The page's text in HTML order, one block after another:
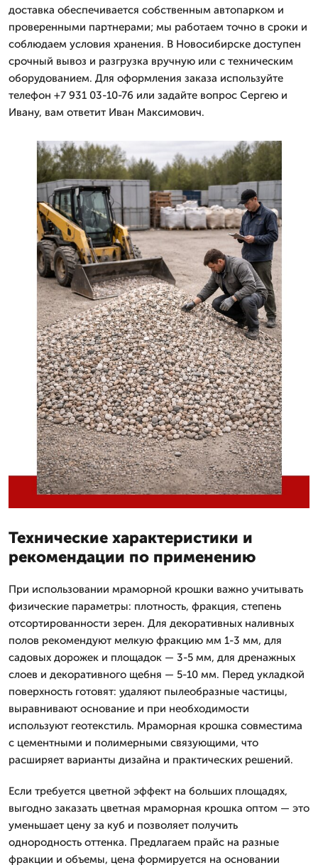
доставка обеспечивается собственным автопарком и
проверенными партнерами; мы работаем точно в сроки и
соблюдаем условия хранения. В Новосибирске доступен
срочный вывоз и разгрузка вручную или с техническим
оборудованием. Для оформления заказа используйте
телефон +7 931 03-10-76 или задайте вопрос Сергею и
Ивану, вам ответит Иван Максимович.
Технические характеристики и
рекомендации по применению
При использовании мраморной крошки важно учитывать
физические параметры: плотность, фракция, степень
отсортированности зерен. Для декоративных наливных
полов рекомендуют мелкую фракцию мм 1-3 мм, для
садовых дорожек и площадок — 3-5 мм, для дренажных
слоев и декоративного щебня — 5-10 мм. Перед укладкой
поверхность готовят: удаляют пылеобразные частицы,
выравнивают основание и при необходимости
используют геотекстиль. Мраморная крошка совместима
с цементными и полимерными связующими, что
расширяет варианты дизайна и практических решений.
Если требуется цветной эффект на больших площадях,
выгодно заказать цветная мраморная крошка оптом — это
уменьшает цену за куб и позволяет получить
однородность оттенка. Предлагаем прайс на разные
фракции и объемы, цена формируется на основании